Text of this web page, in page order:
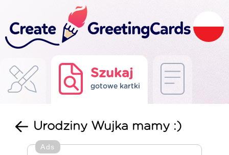
Szukaj
gotowe kartki
Urodziny Wujka mamy :)
Ads